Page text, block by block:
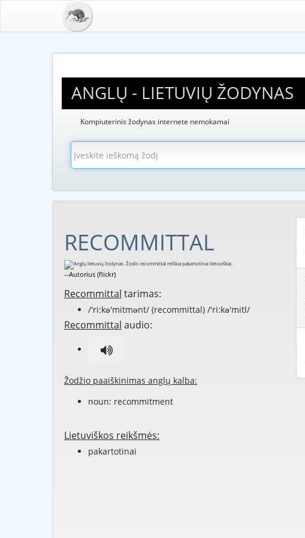
ANGLŲ - LIETUVIŲ ŽODYNAS
Kompiuterinis žodynas internete nemokamai
RECOMMITTAL
--Autorius (flickr)
Recommittal tarimas:
/'ri:kə'mitmənt/ (recommittal) /'ri:kə'mitl/
Recommittal audio:
Žodžio paaiškinimas anglų kalba:
noun: recommitment
Lietuviškos reikšmės:
pakartotinai